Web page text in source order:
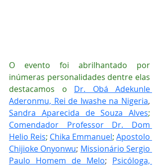
O evento foi abrilhantado por
inúmeras personalidades dentre elas
destacamos o Dr. Obá Adekunle
Aderonmu, Rei de Iwashe na Nigeria
Sandra Aparecida de Souza Alves
Comendador Professor Dr. Dom
Helio Reis; Chika Emmanuel; Apostolo
Chijioke Onyonwu; Missionário Sergio
Paulo Homem de Melo; Psicóloga,